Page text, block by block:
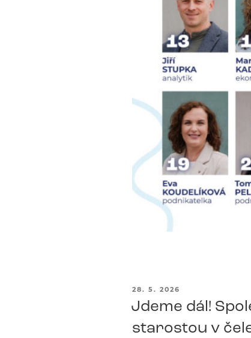
PUBLIKOVÁNO
28. 5. 2026
Jdeme dál!
starostou v